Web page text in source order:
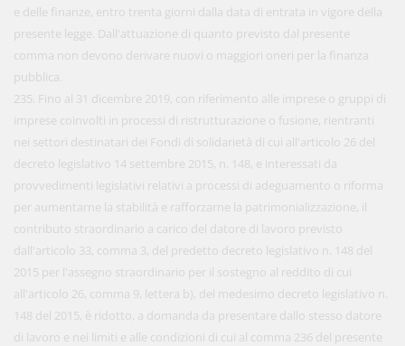
e delle finanze, entro trenta giorni dalla data di entrata in vigore della
presente legge. Dall'attuazione di quanto previsto dal presente
comma non devono derivare nuovi o maggiori oneri per la finanza
pubblica.
235. Fino al 31 dicembre 2019, con riferimento alle imprese o gruppi di
imprese coinvolti in processi di ristrutturazione o fusione, rientranti
nei settori destinatari dei Fondi di solidarietà di cui all'articolo 26 del
decreto legislativo 14 settembre 2015, n. 148, e interessati da
provvedimenti legislativi relativi a processi di adeguamento o riforma
per aumentarne la stabilità e rafforzarne la patrimonializzazione, il
contributo straordinario a carico del datore di lavoro previsto
dall'articolo 33, comma 3, del predetto decreto legislativo n. 148 del
2015 per l'assegno straordinario per il sostegno al reddito di cui
all'articolo 26, comma 9, lettera b), del medesimo decreto legislativo n.
148 del 2015, è ridotto, a domanda da presentare dallo stesso datore
di lavoro e nei limiti e alle condizioni di cui al comma 236 del presente